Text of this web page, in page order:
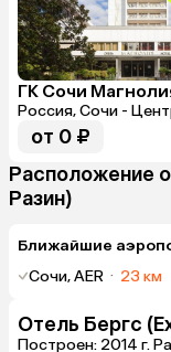
ГК Сочи
Россия, Сочи -
от 0 ₽
Расположение
Разин)
Ближайшие
Сочи, AER · 23 км
Отель Бергс
Построен: 2014 г.